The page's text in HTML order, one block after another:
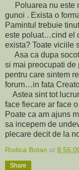
Poluarea nu este
gunoi . Exista o
Pamintul trebuie
este poluat…cind el
exista? Toate viciile
Asa ca dupa
si mai preocupati
pentru care sintem
forum…in fata
Astea sint tot
face fiecare ar face
Poate ca am ajuns
sa incepem de
plecare decit de la
Rodica Botan at
Share